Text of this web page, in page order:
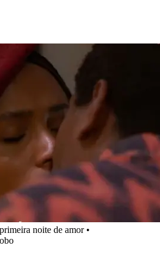
noite de amor•